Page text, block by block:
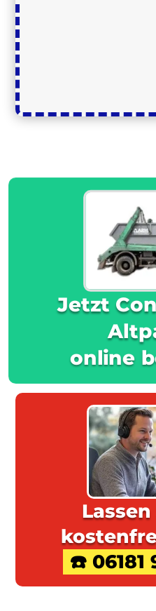
Jetzt
online
☎️ 06181